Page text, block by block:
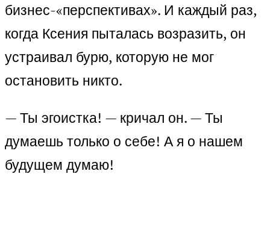
бизнес-«перспективах». И каждый раз,
когда Ксения пыталась возразить, он
устраивал бурю, которую не мог
остановить никто.
— Ты эгоистка! — кричал он. — Ты
думаешь только о себе! А я о нашем
будущем думаю!